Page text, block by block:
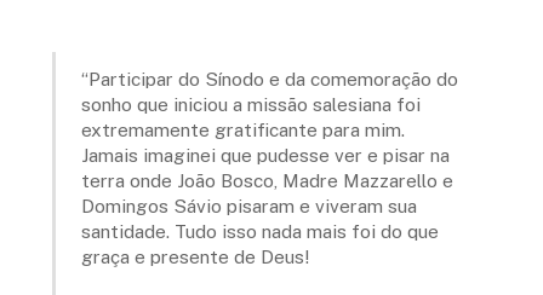
“Participar do Sínodo e da comemoração do
sonho que iniciou a missão salesiana foi
extremamente gratificante para mim.
Jamais imaginei que pudesse ver e pisar na
terra onde João Bosco, Madre Mazzarello e
Domingos Sávio pisaram e viveram sua
santidade. Tudo isso nada mais foi do que
graça e presente de Deus!